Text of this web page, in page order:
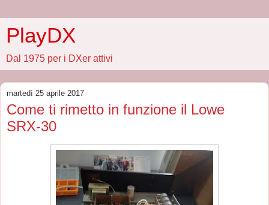
PlayDX
Dal 1975 per i DXer attivi
martedì 25 aprile 2017
Come ti rimetto in funzione il Lowe
SRX-30